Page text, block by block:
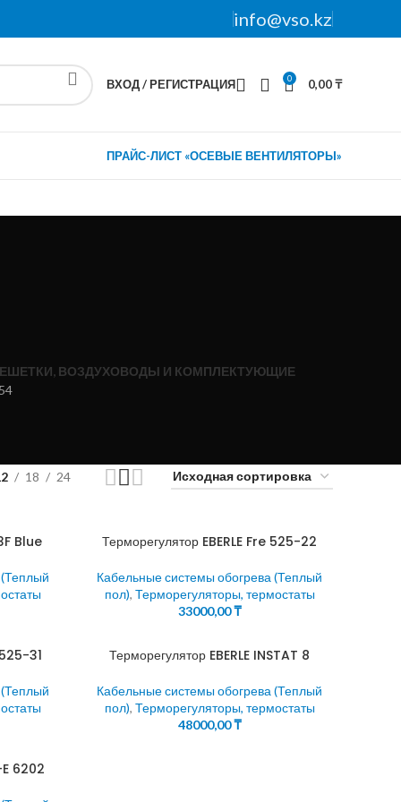
info@vso.kz
ВХОД / РЕГИСТРАЦИЯ 0 0,00₸
ПРАЙС-ЛИСТ «ОСЕВЫЕ ВЕНТИЛЯТОРЫ»
ВОЗДУХОВОДЫ И КОМПЛЕКТУЮЩИЕ
18 24
Blue Терморегулятор EBERLE Fre 525-22
Кабельные системы обогрева (Теплый
пол), Терморегуляторы, термостаты
33000,00₸
31 Терморегулятор EBERLE INSTAT 8
Кабельные системы обогрева (Теплый
пол), Терморегуляторы, термостаты
48000,00₸
E 6202